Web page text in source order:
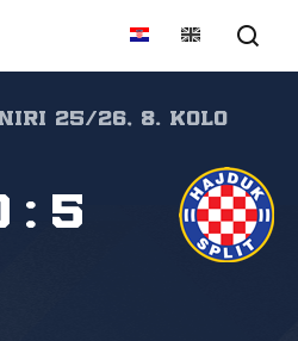
25/26, 8. kolo
: 5